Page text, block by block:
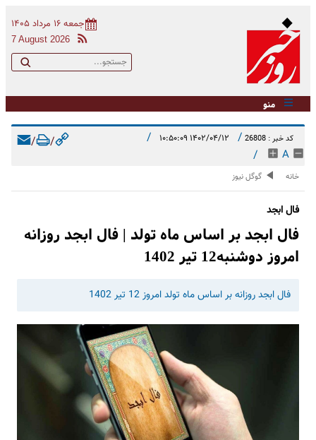
جمعه ۱۶ مرداد ۱۴۰۵
7 August 2026
منو
کد خبر : 26808 / ۱۴۰۲/۰۴/۱۲ ۱۰:۵۰:۰۹ /
A
/
/
/
خانه گوگل نیوز
فال ابجد
فال ابجد بر اساس ماه تولد | فال ابجد روزانه
امروز دوشنبه12 تیر 1402
فال ابجد روزانه بر اساس ماه تولد امروز 12 تیر 1402